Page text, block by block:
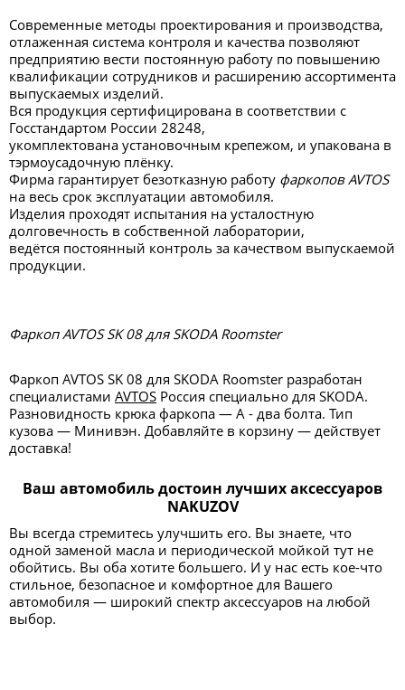
Современные методы проектирования и производства,
отлаженная система контроля и качества позволяют
предприятию вести постоянную работу по повышению
квалификации сотрудников и расширению ассортимента
выпускаемых изделий.
Вся продукция сертифицирована в соответствии с
Госстандартом России 28248,
укомплектована установочным крепежом, и упакована в
тэрмоусадочную плёнку.
Фирма гарантирует безотказную работу фаркопов AVTOS
на весь срок эксплуатации автомобиля.
Изделия проходят испытания на усталостную
долговечность в собственной лаборатории,
ведётся постоянный контроль за качеством выпускаемой
продукции.
Фаркоп AVTOS SK 08 для SKODA Roomster
Фаркоп AVTOS SK 08 для SKODA Roomster разработан
специалистами AVTOS Россия специально для SKODA.
Разновидность крюка фаркопа — А - два болта. Тип
кузова — Минивэн. Добавляйте в корзину — действует
доставка!
Ваш автомобиль достоин лучших аксессуаров
NAKUZOV
Вы всегда стремитесь улучшить его. Вы знаете, что
одной заменой масла и периодической мойкой тут не
обойтись. Вы оба хотите большего. И у нас есть кое-что
стильное, безопасное и комфортное для Вашего
автомобиля — широкий спектр аксессуаров на любой
выбор.